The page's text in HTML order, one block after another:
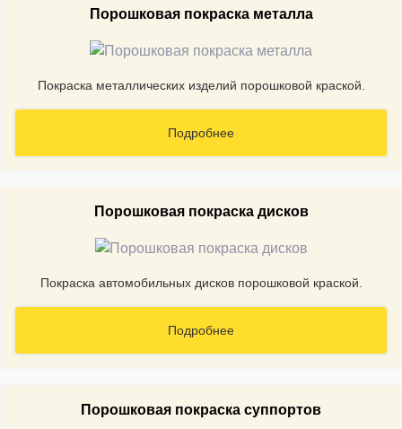
Порошковая покраска металла
Покраска металлических изделий порошковой краской.
Подробнее
Порошковая покраска дисков
Покраска автомобильных дисков порошковой краской.
Подробнее
Порошковая покраска суппортов